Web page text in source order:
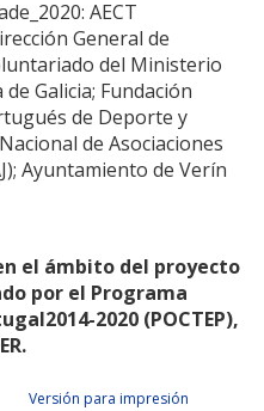
AECT
General de
del Ministerio
Galicia; Fundación
de Deporte y
de Asociaciones
Ayuntamiento de Verín
el ámbito del proyecto
por el Programa
2020 (POCTEP),
Versión para impresión